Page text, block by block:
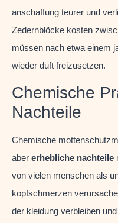
anschaffung teurer und
Zedernblöcke kosten
müssen nach etwa einem
wieder duft freizusetzen.
Chemische
Nachteile
Chemische
aber erhebliche nachteile
von vielen menschen als
kopfschmerzen
der kleidung verbleiben